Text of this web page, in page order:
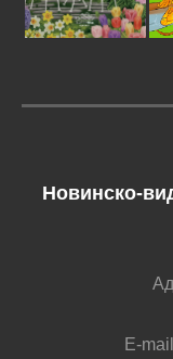
Новинско-
E-